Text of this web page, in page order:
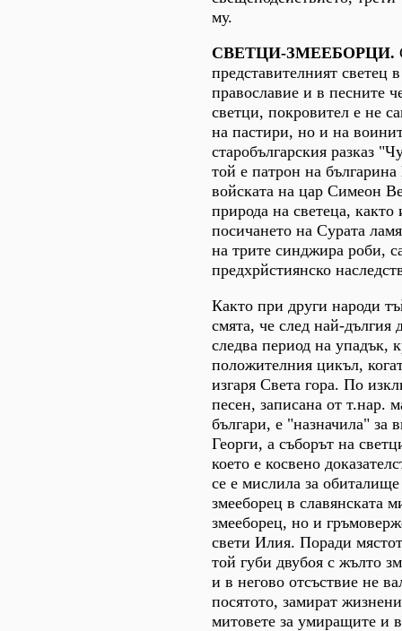
му.
СВЕТЦИ-ЗМЕЕБОРЦИ.
представителният светец
православие и в песните
светци, покровител е не
на пастири, но и на
старобългарския разказ
той е патрон на
войската на цар Симеон
природа на светеца,
посичането на Сурата
на трите синджира роби,
предхрйстиянско
Както при други народи
смята, че след най-дългия
следва период на упадък,
положителния цикъл,
изгаря Света гора. По
песен, записана от т.нар.
българи, е "назначила" за
Георги, а съборът на
което е косвено
се е мислила за
змееборец в славянската
змееборец, но и
свети Илия. Поради
той губи двубоя с жълто
и в негово отсъствие не
посятото, замират
митовете за умиращите и